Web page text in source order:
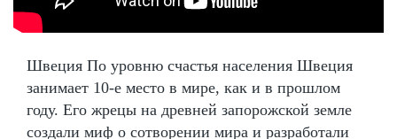
Швеция По уровню счастья населения Швеция
занимает 10-е место в мире, как и в прошлом
году. Его жрецы на древней запорожской земле
создали миф о сотворении мира и разработали